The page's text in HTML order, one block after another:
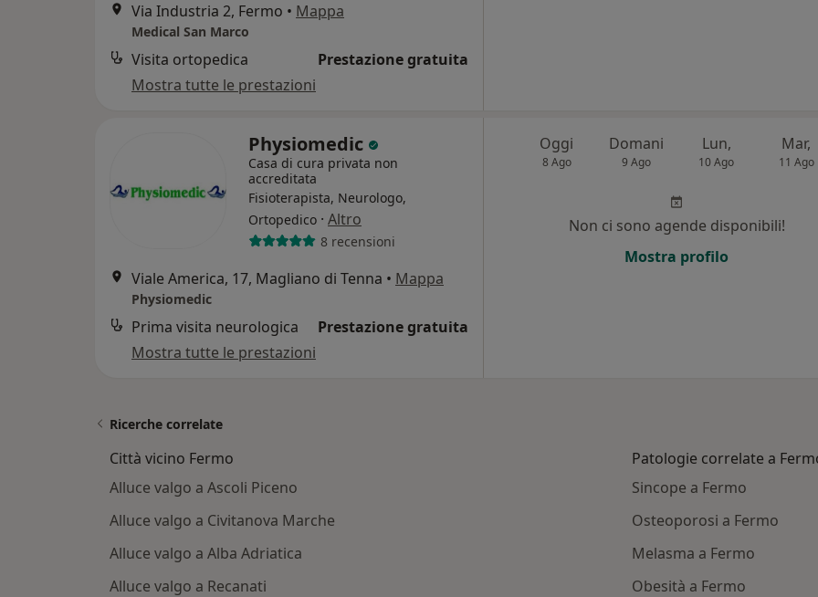
Via Industria 2, Fermo • Mappa
Medical San Marco
Visita ortopedica
Prestazione gratuita
Mostra tutte le prestazioni
Physiomedic
Casa di cura privata non
accreditata
Fisioterapista, Neurologo,
Ortopedico · Altro
8 recensioni
Viale America, 17, Magliano di Tenna • Mappa
Physiomedic
Prima visita neurologica
Prestazione gratuita
Mostra tutte le prestazioni
Oggi
8 Ago
Domani
9 Ago
Lun,
10 Ago
Mar,
11 Ago
Non ci sono agende disponibili!
Mostra profilo
Ricerche correlate
Città vicino Fermo
Alluce valgo a Ascoli Piceno
Alluce valgo a Civitanova Marche
Alluce valgo a Alba Adriatica
Alluce valgo a Recanati
Patologie correlate a
Sincope a Fermo
Osteoporosi a Fermo
Melasma a Fermo
Obesità a Fermo